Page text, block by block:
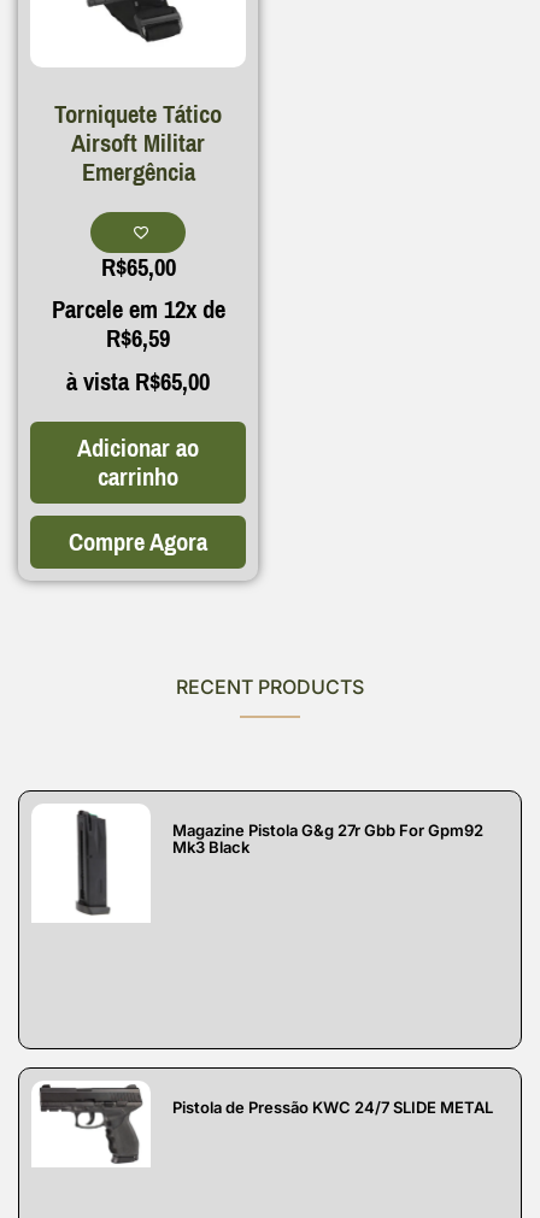
Torniquete Tático
Airsoft Militar
Emergência
R$65,00
Parcele em 12x de
R$6,59
à vistaR$65,00
Adicionar ao
carrinho
Compre Agora
RECENT PRODUCTS
Magazine Pistola G&g 27r Gbb For Gpm92
Mk3 Black
Pistola de Pressão KWC 24/7 SLIDE METAL